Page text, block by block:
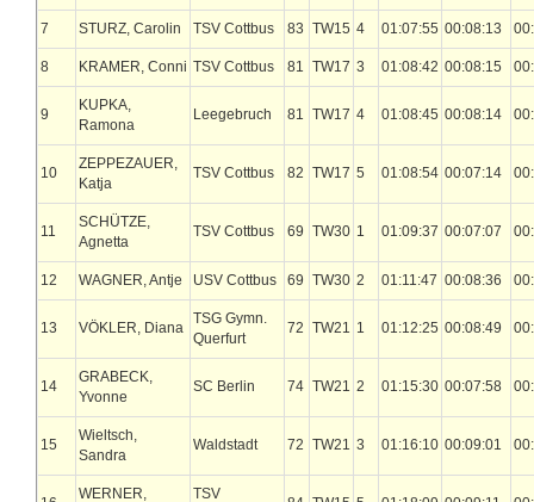
7 STURZ, Carolin TSV Cottbus 83 TW15 4 01:07:55 00:08:13
8 KRAMER, Conni TSV Cottbus 81 TW17 3 01:08:42 00:08:15
9
KUPKA,
Ramona
Leegebruch 81 TW17 4 01:08:45 00:08:14
10
ZEPPEZAUER,
Katja
TSV Cottbus 82 TW17 5 01:08:54 00:07:14
11
SCHÜTZE,
Agnetta
TSV Cottbus 69 TW30 1 01:09:37 00:07:07
12 WAGNER, Antje USV Cottbus 69 TW30 2 01:11:47 00:08:36
13 VÖKLER, Diana
TSG Gymn.
Querfurt
72 TW21 1 01:12:25 00:08:49
14
GRABECK,
Yvonne
SC Berlin 74 TW21 2 01:15:30 00:07:58
15
Wieltsch,
Sandra
Waldstadt 72 TW21 3 01:16:10 00:09:01
WERNER, TSV